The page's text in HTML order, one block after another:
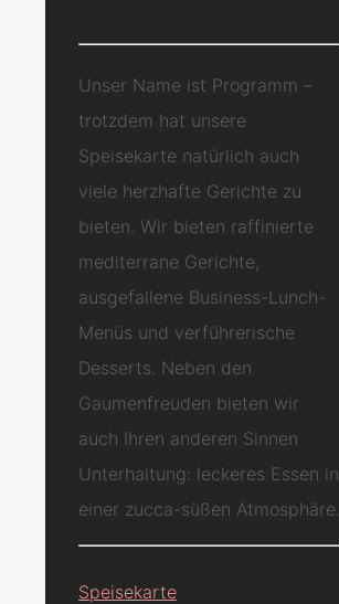
Unser Name ist Programm –
trotzdem hat unsere
Speisekarte natürlich auch
viele herzhafte Gerichte zu
bieten. Wir bieten raffinierte
mediterrane Gerichte,
ausgefallene Business-Lunch-
Menüs und verführerische
Desserts. Neben den
Gaumenfreuden bieten wir
auch Ihren anderen Sinnen
Unterhaltung: leckeres Essen in
einer zucca-süßen Atmosphäre.
Speisekarte